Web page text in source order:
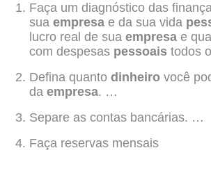
Faça um diagnóstico das
sua empresa e da sua vida
lucro real de sua empresa e
com despesas pessoais todos
Defina quanto dinheiro você
da empresa. …
Separe as contas bancárias. …
Faça reservas mensais